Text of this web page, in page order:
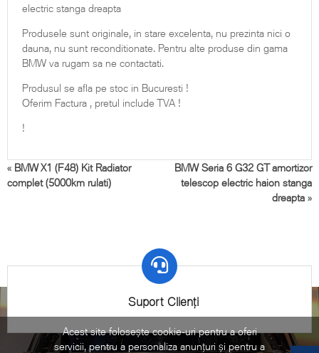
electric stanga dreapta
Produsele sunt originale, in stare excelenta, nu prezinta nici o
dauna, nu sunt reconditionate. Pentru alte produse din gama
BMW va rugam sa ne contactati.
Produsul se afla pe stoc in Bucuresti !
Oferim Factura , pretul include TVA !
!
« BMW X1 (F48) Kit Radiator
complet (5000km rulati)
BMW Seria 6 G32 GT amortizor
telescop electric haion stanga
dreapta »
Suport Clienți
Acest site folosește cookie-uri pentru a oferi
servicii, pentru a personaliza anunțuri și pentru a